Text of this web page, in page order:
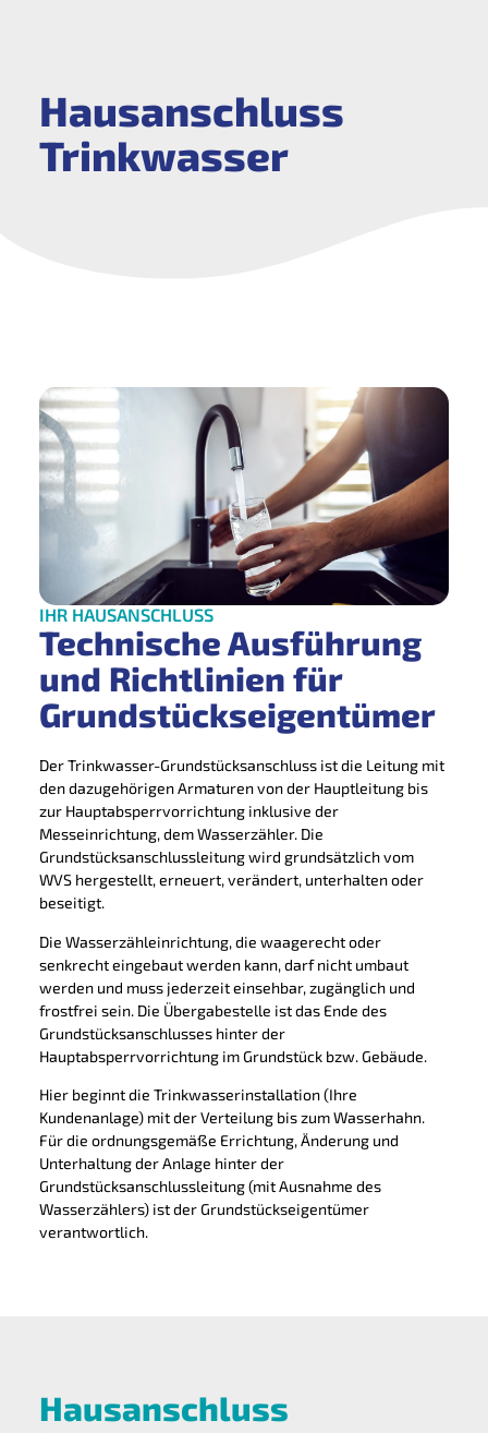
Hausanschluss
Trinkwasser
IHR HAUSANSCHLUSS
Technische Ausführung
und Richtlinien für
Grundstückseigentümer
Der Trinkwasser-Grundstücksanschluss ist die Leitung mit
den dazugehörigen Armaturen von der Hauptleitung bis
zur Hauptabsperrvorrichtung inklusive der
Messeinrichtung, dem Wasserzähler. Die
Grundstücksanschlussleitung wird grundsätzlich vom
WVS hergestellt, erneuert, verändert, unterhalten oder
beseitigt.
Die Wasserzähleinrichtung, die waagerecht oder
senkrecht eingebaut werden kann, darf nicht umbaut
werden und muss jederzeit einsehbar, zugänglich und
frostfrei sein. Die Übergabestelle ist das Ende des
Grundstücksanschlusses hinter der
Hauptabsperrvorrichtung im Grundstück bzw. Gebäude.
Hier beginnt die Trinkwasserinstallation (Ihre
Kundenanlage) mit der Verteilung bis zum Wasserhahn.
Für die ordnungsgemäße Errichtung, Änderung und
Unterhaltung der Anlage hinter der
Grundstücksanschlussleitung (mit Ausnahme des
Wasserzählers) ist der Grundstückseigentümer
verantwortlich.
Hausanschluss